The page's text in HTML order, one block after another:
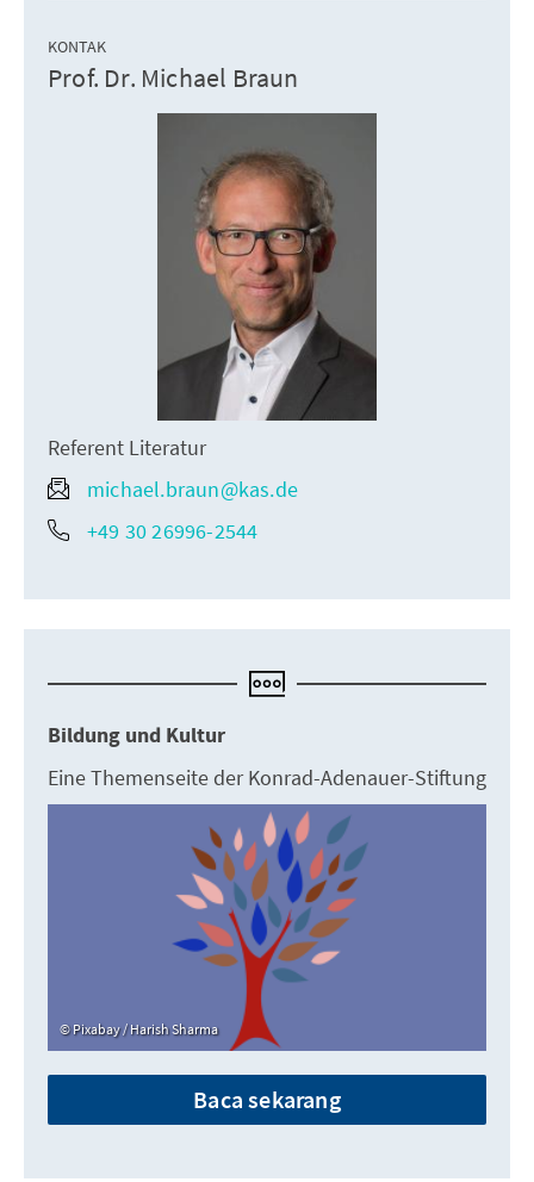
KONTAK
Prof. Dr. Michael Braun
Referent Literatur
michael.braun@kas.de
+49 30 26996-2544
Bildung und Kultur
Eine Themenseite der Konrad-Adenauer-Stiftung
Pixabay / Harish Sharma
Baca sekarang